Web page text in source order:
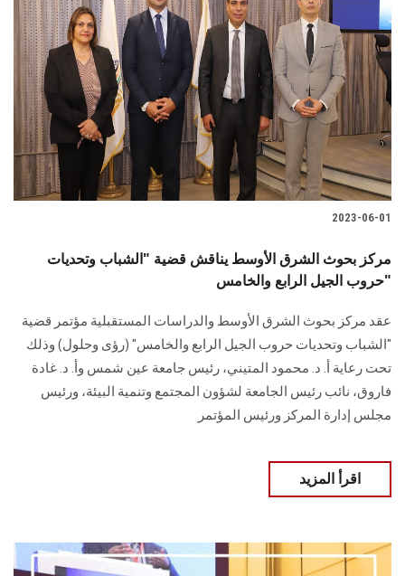
2023-06-01
مركز بحوث الشرق الأوسط يناقش قضية "الشباب وتحديات
حروب الجيل الرابع والخامس"
عقد مركز بحوث الشرق الأوسط والدراسات المستقبلية مؤتمر قضية
"الشباب وتحديات حروب الجيل الرابع والخامس" (رؤى وحلول) وذلك
تحت رعاية أ. د. محمود المتيني، رئيس جامعة عين شمس وأ. د. غادة
فاروق، نائب رئيس الجامعة لشؤون المجتمع وتنمية البيئة، ورئيس
مجلس إدارة المركز ورئيس المؤتمر
اقرأ المزيد